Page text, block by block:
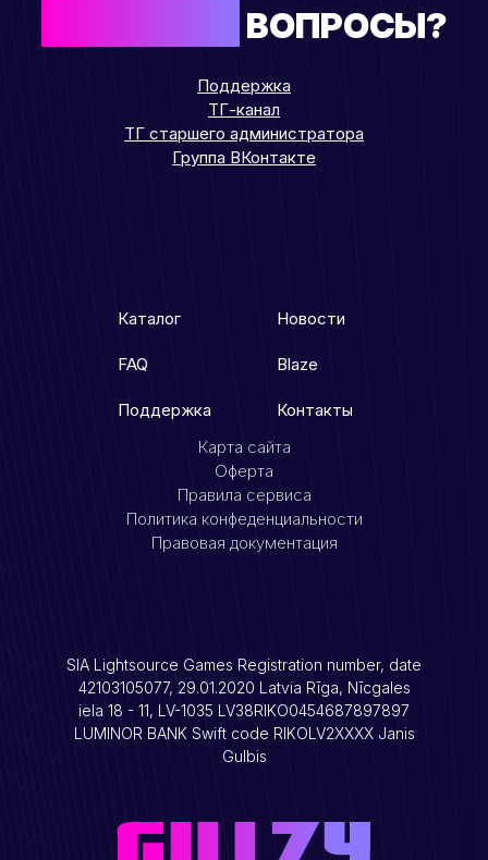
ВОПРОСЫ?
Поддержка
ТГ-канал
ТГ старшего администратора
Группа ВКонтакте
Каталог Новости
FAQ Blaze
Поддержка
Контакты
Карта сайта
Оферта
Правила сервиса
Политика конфеденциальности
Правовая документация
SIA Lightsource Games Registration number, date
42103105077, 29.01.2020 Latvia Rīga, Nīcgales
iela 18 - 11, LV-1035 LV38RIKO0454687897897
LUMINOR BANK Swift code RIKOLV2XXXX Janis
Gulbis